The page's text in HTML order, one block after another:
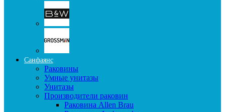
Санфаянс
Раковины
Умные унитазы
Унитазы
Производители раковин
Раковина Allen Brau